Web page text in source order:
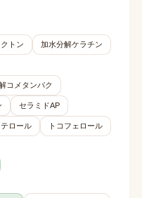
トン 加水分解ケラチン
コメタンパク
セラミドAP
ロール
トコフェロール